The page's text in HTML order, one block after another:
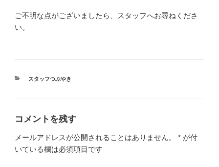
ご不明な点がございましたら、スタッフへお尋ねくださ
い。
カ
ー
スタッフつぶやき
コメントを残す
メールアドレスが公開されることはありません。 * が付
いている欄は必須項目です